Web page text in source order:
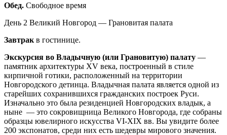
Обед. Свободное время
День 2 Великий Новгород — Грановитая палата
Завтрак в гостинице.
Экскурсия во Владычную (или Грановитую) палату —
памятник архитектуры XV века, построенный в стиле
кирпичной готики, расположенный на территории
Новгородского детинца. Владычная палата является одной из
старейших сохранившихся гражданских построек Руси.
Изначально это была резиденцией Новгородских владык, а
ныне — это сокровищница Великого Новгорода, где собраны
образцы ювелирного искусства VI-XIX вв. Вы увидите более
200 экспонатов, среди них есть шедевры мирового значения.